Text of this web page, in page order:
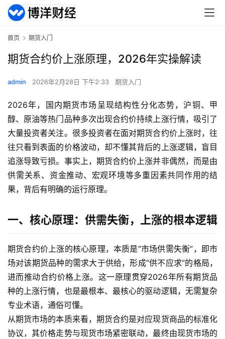
首页 期货入门
期货合约价上涨原理，2026年实操解读
admin 2026年2月28日 下午2:33 期货入门
2026年，国内期货市场呈现结构性分化态势，沪铜、甲
醇、原油等热门品种多次出现合约价持续上涨行情，吸引了
大量投资者关注。很多投资者在面对期货合约价上涨时，往
往只看到表面的价格波动，却不懂其背后的上涨逻辑，盲目
追涨导致亏损。事实上，期货合约价上涨并非偶然，而是由
供需关系、资金推动、宏观环境等多重因素共同作用的结
果，背后有明确的运行原理。
一、核心原理：供需失衡，上涨的根本逻辑
期货合约价上涨的核心原理，本质是“市场供需失衡”，即市
场对该期货品种的需求大于供给，形成“供不应求”的格局，
进而推动合约价格上涨。这一原理贯穿2026年所有期货品
种的上涨行情，也是最根本、最核心的驱动逻辑，无需复杂
专业术语，通俗可懂。
从期货市场的本质来看，期货合约是对应现货商品的标准化
协议，其价格走势与现货市场紧密联动，最终由现货市场的